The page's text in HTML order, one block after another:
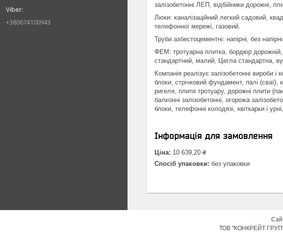
+380674100943
залізобетонні ЛЕП, відбійники дорожні,
Люки: каналізаційний легкий садовий,
телефонної мережі, газовий.
Труби азбестоцементні: напірні, без
ФЕМ: тротуарна плитка, бордюр дорожній,
стандартний, малий, Цегла стандартна,
Компанія реалізує залізобетонні вироби
блоки, стрічковий фундамент, палі (сваї),
ригеля, плити тротуару, дорожні плити
балконні залізобетонні, огорожа
блоки, телефонні колодязі, квіткарки і
Інформація для замовлення
Ціна: 10 639,20 ₴
Спосіб упаковки: без упаковки